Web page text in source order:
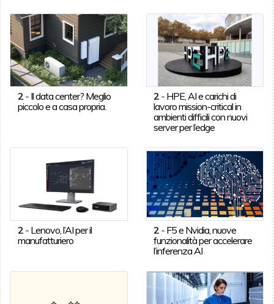
2- Il data center? Meglio
piccolo e a casa propria.
2 - HPE, AI e carichi di
lavoro mission-critical in
ambienti difficili con nuovi
server per l’edge
2- Lenovo, l’AI per il
manufatturiero
2 - F5 e Nvidia, nuove
funzionalità per accelerare
l’inferenza AI